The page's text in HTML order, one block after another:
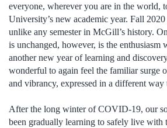
everyone, wherever you are in the world,
University’s new academic year. Fall
unlike any semester in McGill’s history.
is unchanged, however, is the enthusiasm
another new year of learning and
wonderful to again feel the familiar surge
and vibrancy, expressed in a different way
After the long winter of COVID-19, our
been gradually learning to safely live with